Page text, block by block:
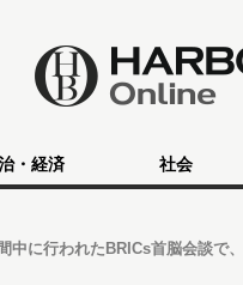
・経済 社会
中に行われたBRICs首脳会談で